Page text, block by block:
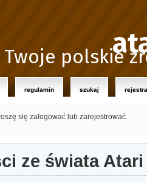
Twoje polskie
regulamin szukaj
się zalogować lub zarejestrować.
ze świata Atari